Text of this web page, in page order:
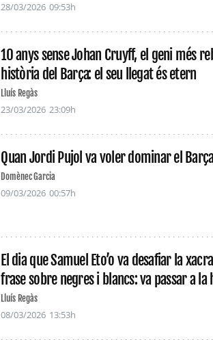
28/03/2026 09:53h
10 anys sense Johan Cruyff, el geni més
història del Barça: el seu llegat és etern
Lluís Regàs
23/03/2026 23:09h
Quan Jordi Pujol va voler dominar el
Domènec Garcia
09/03/2026 00:57h
El dia que Samuel Eto’o va desafiar la
frase sobre negres i blancs: va passar a la
Lluís Regàs
08/03/2026 13:53h